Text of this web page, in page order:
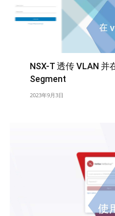
NSX-T 透传 VLAN 并
Segment
2023年9月3日